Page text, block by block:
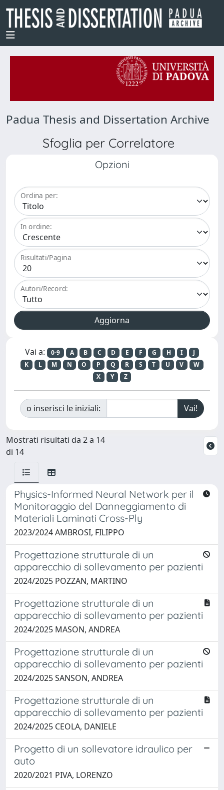
Padua Thesis and Dissertation Archive
Sfoglia per Correlatore
Opzioni
Ordina per:
In ordine:
Risultati/Pagina
Autori/Record:
Vai a: 0-9 A B C D E F G H I
J
K
L M N O P Q R S T U V
W
X
Y Z
o inserisci le iniziali:
Mostrati risultati da 2 a 14
di 14
Physics-Informed Neural Network per il
Monitoraggio del Danneggiamento di
Materiali Laminati Cross-Ply
2023/2024 AMBROSI, FILIPPO
Progettazione strutturale di un
apparecchio di sollevamento per pazienti
2024/2025 POZZAN, MARTINO
Progettazione strutturale di un
apparecchio di sollevamento per pazienti
2024/2025 MASON, ANDREA
Progettazione strutturale di un
apparecchio di sollevamento per pazienti
2024/2025 SANSON, ANDREA
Progettazione strutturale di un
apparecchio di sollevamento per pazienti
2024/2025 CEOLA, DANIELE
Progetto di un sollevatore idraulico per
auto
2020/2021 PIVA, LORENZO